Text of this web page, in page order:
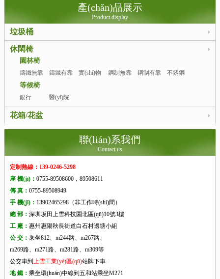
產(chǎn)品展示
Product display
垃圾桶
休閑椅
園林椅
鑄鐵無靠
背
鑄鐵有靠
實(shí)物
鋼制無靠
鋼制有靠
不銹鋼
等候椅
銀行 醫(yī)院
花箱/花盆
聯(lián)系我們
Contact us
定制熱線：139-0246-5298
座 機(jī)： 0755-89508600，89508611
傳 真： 0755-89508949
手 機(jī)： 13902465298（非工作時(shí)間）
總 部： 深圳坂田上雪科技園北區(qū)10號3樓
工 廠： 惠州惠陽秋長街道白石村邊塘小組
公 交： 乘坐812、m244路、m267路、
m269路、m271路、m281路、m309等
公交車到 上雪工業(yè)區(qū)站牌下車.
地 鐵： 乘坐環(huán)中線到五和站乘坐M271